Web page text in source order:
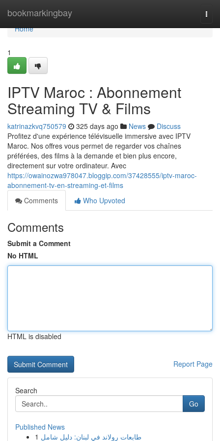
bookmarkingbay
Home
Home
1
IPTV Maroc : Abonnement
Streaming TV & Films
katrinazkvq750579 325 days ago News
Discuss
Profitez d'une expérience télévisuelle immersive avec IPTV
Maroc. Nos offres vous permet de regarder vos chaînes
préférées, des films à la demande et bien plus encore,
directement sur votre ordinateur. Avec
https://owainozwa978047.bloggip.com/37428555/iptv-maroc-
abonnement-tv-en-streaming-et-films
Comments
Who Upvoted
Comments
Submit a Comment
No HTML
HTML is disabled
Report Page
Search
Go
Published News
1 طابعات رولاند في لبنان: دليل شامل